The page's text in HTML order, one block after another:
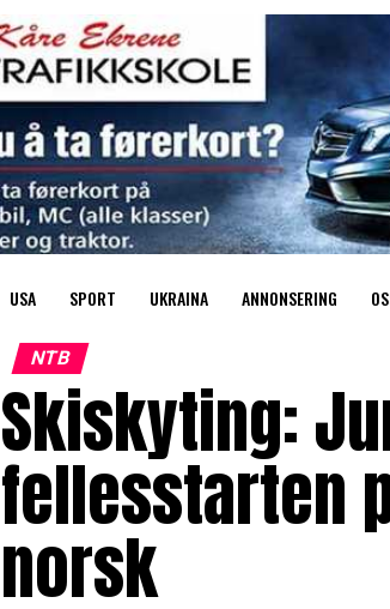
USA SPORT UKRAINA ANNONSERING
NTB
Skiskyting:
fellesstarten
norsk